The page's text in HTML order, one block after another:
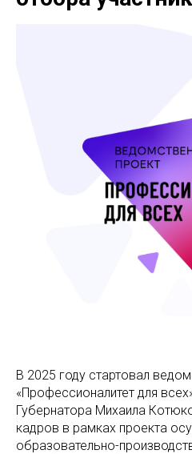
В 2025 году стартовал
«Профессионалитет для
Губернатора Михаила
кадров в рамках проекта
образовательно-